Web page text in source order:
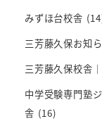
みずほ台校舎
三芳藤久保お知
三芳藤久保校舎
中学受験専門塾
舎 (16)